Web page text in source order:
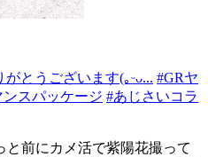
とうございます(｡ᵕᴗ... #GRヤ
ンスパッケージ #あじさいコラ
前にカメ活で紫陽花撮って